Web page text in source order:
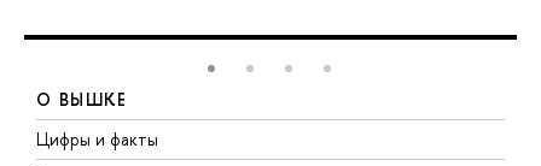
О ВЫШКЕ
Цифры и факты